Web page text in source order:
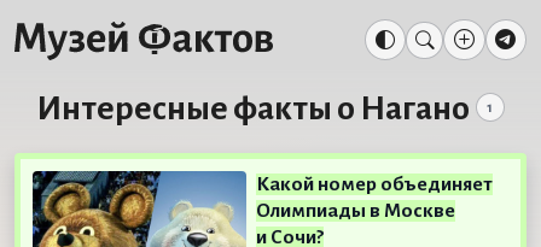
Интересные факты о Нагано 1
Какой номер объединяет
Олимпиады в Москве
и Сочи?